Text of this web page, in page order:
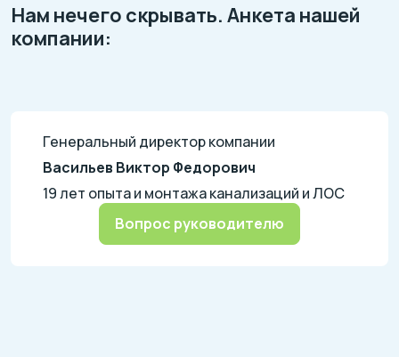
Нам нечего скрывать. Анкета нашей
компании:
Генеральный директор компании
Васильев Виктор Федорович
19 лет опыта и монтажа канализаций и ЛОС
Вопрос руководителю